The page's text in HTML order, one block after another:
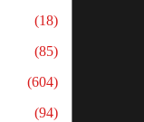
(18)
(85)
(604)
(94)